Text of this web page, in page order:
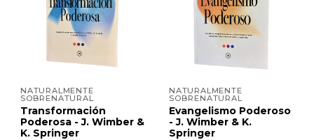
NATURALMENTE
SOBRENATURAL
Transformación
Poderosa - J. Wimber &
K. Springer
NATURALMENTE
SOBRENATURAL
Evangelismo Poderoso
- J. Wimber & K.
Springer